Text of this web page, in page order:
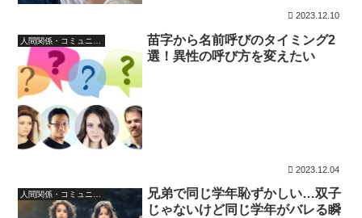
2023.12.10
苗字から名前呼びのタイミング2
選！異性の呼び方を変えたい
2023.12.04
人間関係・コミュニケーション
兄弟で同じ学年恥ずかしい…双子
じゃないけど同じ学年がバレる瞬